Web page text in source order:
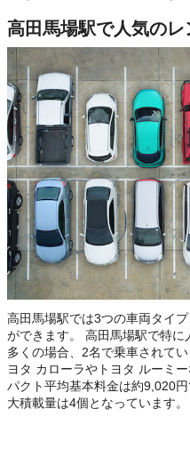
高田馬場駅で人気の
高田馬場駅では3つの車両タイ
ができます。 高田馬場駅で特に
多くの場合、2名で乗車されて
ヨタ カローラやトヨタ ルーミ
パクト平均基本料金は約9,020
大積載量は4個となっています。